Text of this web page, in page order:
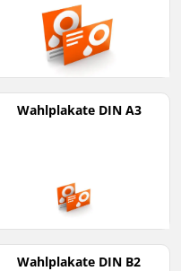
Wahlplakate DIN A3
Wahlplakate DIN B2